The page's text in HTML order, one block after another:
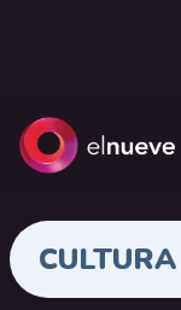
CULTURA